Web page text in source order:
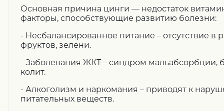
Основная причина цинги — недостаток
факторы, способствующие развитию болезни:
- Несбалансированное питание – отсутствие в
фруктов, зелени.
- Заболевания ЖКТ – синдром мальабсорбции,
колит.
- Алкоголизм и наркомания – приводят к
питательных веществ.